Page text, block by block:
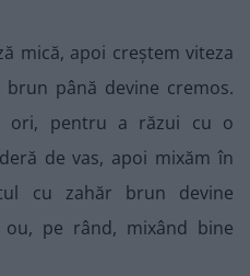
mică, apoi creștem viteza
până devine cremos.
ori, pentru a răzui cu o
de vas, apoi mixăm în
cu zahăr brun devine
pe rând, mixând bine